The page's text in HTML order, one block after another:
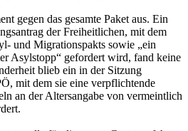
gegen das gesamte Paket aus. Ein
der Freiheitlichen, mit dem
und Migrationspakts sowie „ein
Asylstopp“ gefordert wird, fand keine
blieb ein in der Sitzung
mit dem sie eine verpflichtende
an der Altersangabe von vermeintlich